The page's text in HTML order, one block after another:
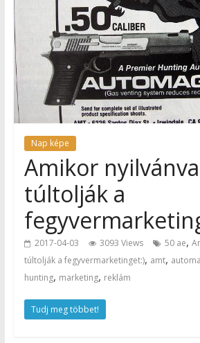
Nap képe
Amikor
túltolják a
2017-04-03 3093 Views 50 ae,
túltolják a fegyvermarketinget:), amt,
hunting, marketing, reklám
Tudj meg többet!